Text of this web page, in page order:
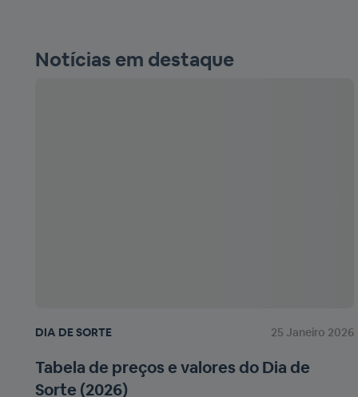
Notícias em destaque
DIA DE SORTE 25 Janeiro 2026
Tabela de preços e valores do Dia de
Sorte (2026)